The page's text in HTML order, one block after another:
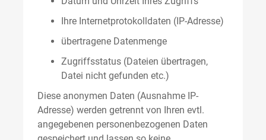
Ihre Internetprotokolldaten (IP-Adresse)
übertragene Datenmenge
Zugriffsstatus (Dateien übertragen,
Datei nicht gefunden etc.)
Diese anonymen Daten (Ausnahme IP-
Adresse) werden getrennt von Ihren evtl.
angegebenen personenbezogenen Daten